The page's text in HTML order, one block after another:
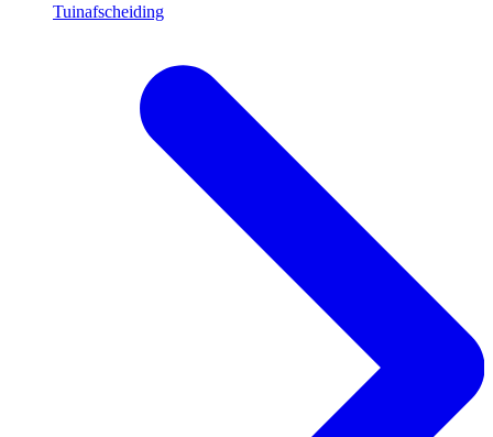
Tuinafscheiding